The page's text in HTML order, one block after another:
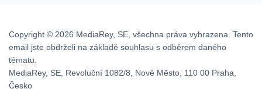
Copyright © 2026 MediaRey, SE, všechna práva vyhrazena. Tento
email jste obdrželi na základě souhlasu s odběrem daného
tématu.
MediaRey, SE, Revoluční 1082/8, Nové Město, 110 00 Praha,
Česko